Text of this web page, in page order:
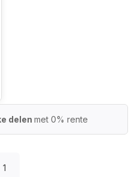
delen met 0% rente
1